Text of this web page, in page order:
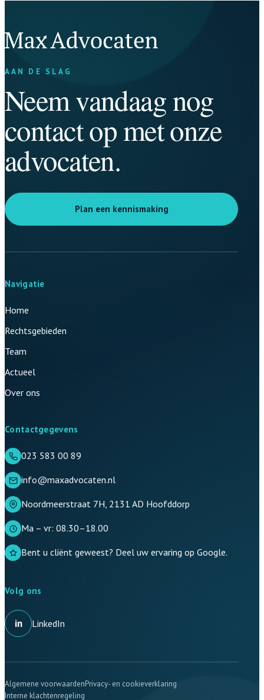
AAN DE SLAG
Neem vandaag nog
contact op met onze
advocaten.
Plan een kennismaking
Navigatie
Home
Rechtsgebieden
Team
Actueel
Over ons
Contactgegevens
023 583 00 89
info@maxadvocaten.nl
Noordmeerstraat 7H, 2131 AD Hoofddorp
Ma – vr: 08.30–18.00
Bent u cliënt geweest? Deel uw ervaring op Google.
Volg ons
in LinkedIn
Algemene voorwaardenPrivacy- en cookieverklaring
Interne klachtenregeling